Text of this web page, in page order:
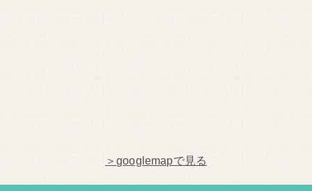
＞googlemapで見る